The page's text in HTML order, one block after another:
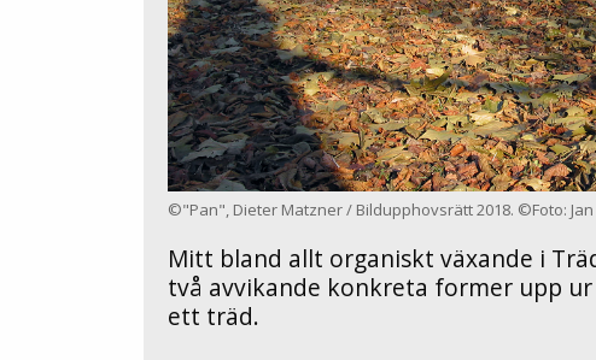
©"Pan", Dieter Matzner / Bildupphovsrätt 2018. ©Foto: Jan
Mitt bland allt organiskt växande i
två avvikande konkreta former upp
ett träd.